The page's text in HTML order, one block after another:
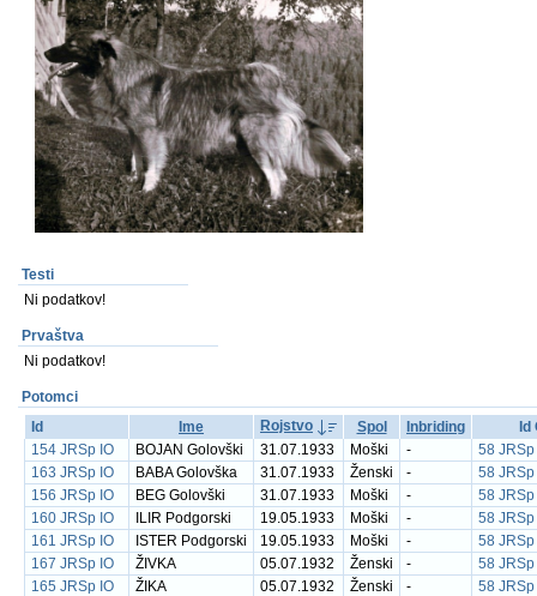
Testi
Ni podatkov!
Prvaštva
Ni podatkov!
Potomci
Id
Ime Rojstvo Spol Inbriding
Id
154 JRSp IO
BOJAN Golovški 31.07.1933 Moški -
58 JRSp
163 JRSp IO
BABA Golovška 31.07.1933 Ženski -
58 JRSp
156 JRSp IO
BEG Golovški 31.07.1933 Moški -
58 JRSp
160 JRSp IO
ILIR Podgorski 19.05.1933 Moški -
58 JRSp
161 JRSp IO
ISTER Podgorski 19.05.1933 Moški -
58 JRSp
167 JRSp IO
ŽIVKA 05.07.1932 Ženski -
58 JRSp
165 JRSp IO
ŽIKA 05.07.1932 Ženski -
58 JRSp